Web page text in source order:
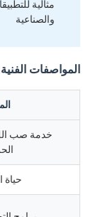
مثالية
والصناعية
المواصفات الفنية
خدمة صب
حياة